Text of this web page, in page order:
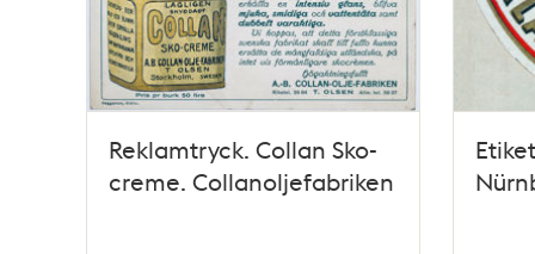
Reklamtryck. Collan Sko-
creme. Collanoljefabriken